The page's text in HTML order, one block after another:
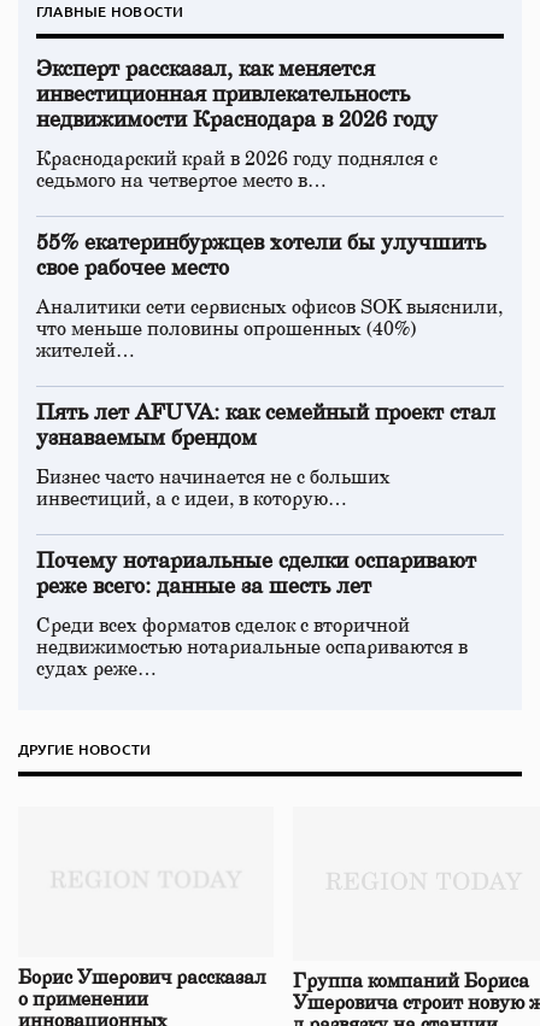
ГЛАВНЫЕ НОВОСТИ
Эксперт рассказал, как меняется
инвестиционная привлекательность
недвижимости Краснодара в 2026 году
Краснодарский край в 2026 году поднялся с
седьмого на четвертое место в…
55% екатеринбуржцев хотели бы улучшить
свое рабочее место
Аналитики сети сервисных офисов SOK выяснили,
что меньше половины опрошенных (40%)
жителей…
Пять лет AFUVA: как семейный проект стал
узнаваемым брендом
Бизнес часто начинается не с больших
инвестиций, а с идеи, в которую…
Почему нотариальные сделки оспаривают
реже всего: данные за шесть лет
Среди всех форматов сделок с вторичной
недвижимостью нотариальные оспариваются в
судах реже…
ДРУГИЕ НОВОСТИ
Борис Ушерович рассказал
о применении
инновационных
Группа компаний Бориса
Ушеровича строит новую